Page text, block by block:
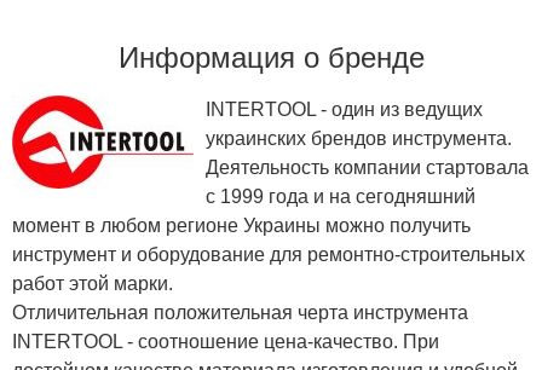
Информация о бренде
INTERTOOL - один из ведущих
украинских брендов инструмента.
Деятельность компании стартовала
с 1999 года и на сегодняшний
момент в любом регионе Украины можно получить
инструмент и оборудование для ремонтно-строительных
работ этой марки.
Отличительная положительная черта инструмента
INTERTOOL - соотношение цена-качество. При